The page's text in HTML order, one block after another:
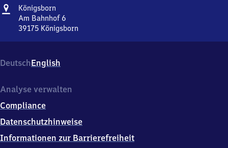
Adresse
Königsborn
Am Bahnhof 6
39175 Königsborn
Bahnhof
6,
9
7
5
DeutschEnglish
Analyse verwalten
Compliance
Datenschutzhinweise
Informationen zur Barrierefreiheit